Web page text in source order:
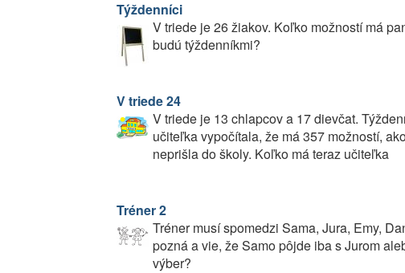
Týždenníci
V triede je 26 žiakov. Koľko možností má
budú týždenníkmi?
V triede 24
V triede je 13 chlapcov a 17 dievčat.
učiteľka vypočítala, že má 357 možností,
neprišla do školy. Koľko má teraz učiteľka
Tréner 2
Tréner musí spomedzi Sama, Jura, Emy,
pozná a vie, že Samo pôjde iba s Jurom
výber?